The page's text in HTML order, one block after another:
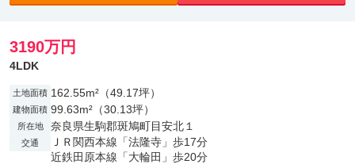
3190万円
4LDK
土地面積 162.55m²（49.17坪）
建物面積 99.63m²（30.13坪）
所在地 奈良県生駒郡斑鳩町目安北１
交通
ＪＲ関西本線「法隆寺」歩17分
近鉄田原本線「大輪田」歩20分